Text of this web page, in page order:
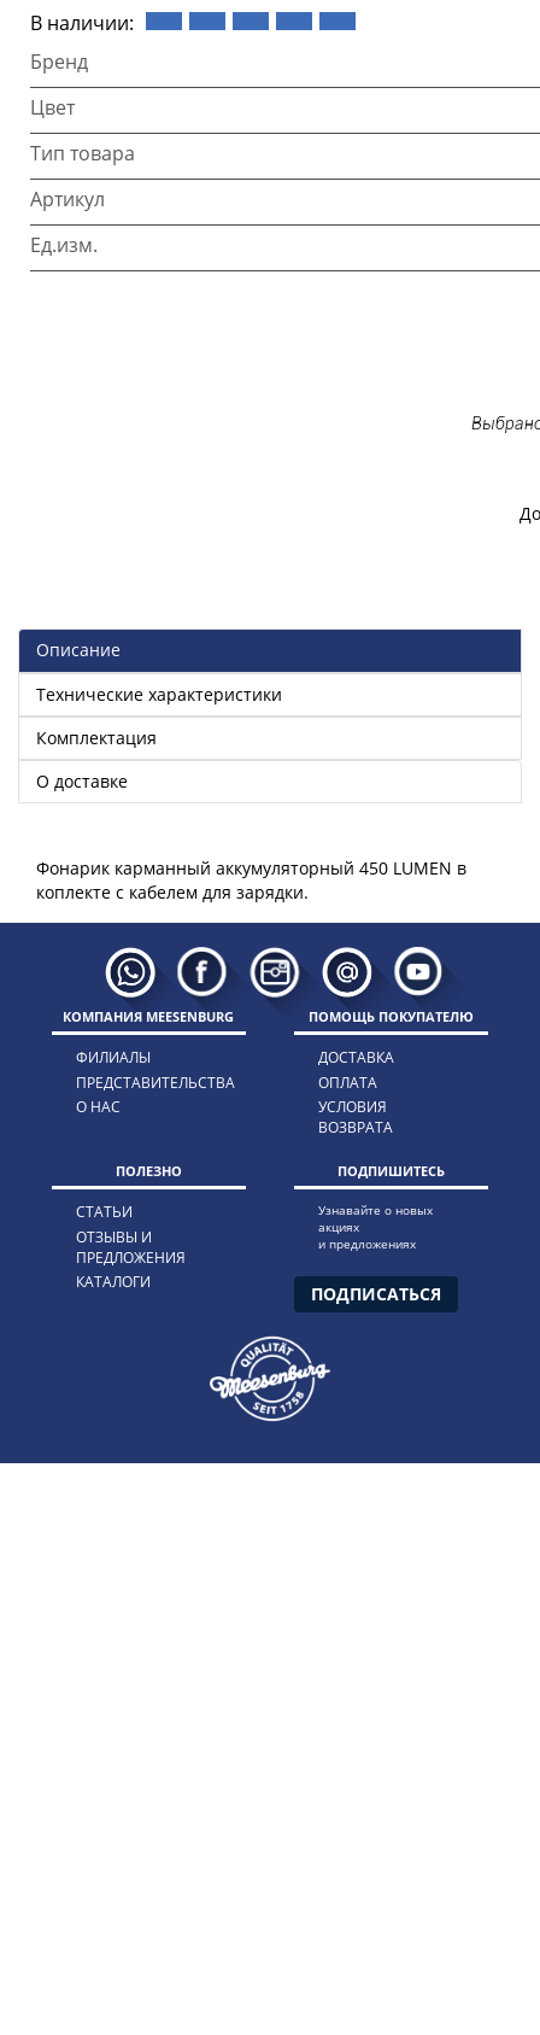
В наличии:
Бренд
Цвет
Тип товара
Артикул
Ед.изм.
Описание
Технические характеристики
Комплектация
О доставке
Фонарик карманный аккумуляторный 450 LUMEN в
КОМПАНИЯ MEESENBURG
ФИЛИАЛЫ
ПРЕДСТАВИТЕЛЬСТВА
О НАС
ПОМОЩЬ ПОКУПАТЕЛЮ
ДОСТАВКА
ОПЛАТА
УСЛОВИЯ
ВОЗВРАТА
ПОЛЕЗНО
СТАТЬИ
ОТЗЫВЫ И
ПРЕДЛОЖЕНИЯ
КАТАЛОГИ
ПОДПИШИТЕСЬ
Узнавайте о новых
акциях
и предложениях
ПОДПИСАТЬСЯ